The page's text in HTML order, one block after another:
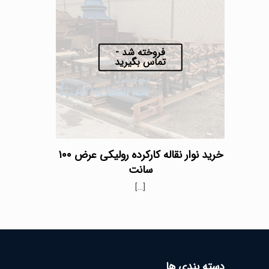
فروخته شد -
تماس بگیرید
خرید نوار نقاله کارکرده رولیکی عرض ۱۰۰
سانت
[…]